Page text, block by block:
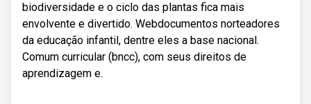
biodiversidade e o ciclo das plantas fica mais
envolvente e divertido. Webdocumentos norteadores
da educação infantil, dentre eles a base nacional.
Comum curricular (bncc), com seus direitos de
aprendizagem e.